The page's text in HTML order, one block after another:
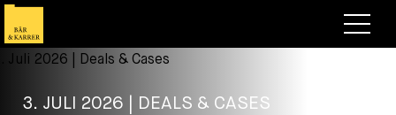
Anwälte
Expertise
3. JULI 2026 | DEALS & CASES